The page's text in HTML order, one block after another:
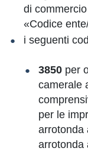
di
«Codice
i seguenti
3850 per
camerale
per le
arrotonda
arrotonda